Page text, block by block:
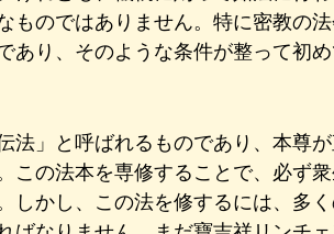
ものではありません。特に密教の
あり、そのような条件が整って初
法」と呼ばれるものであり、本尊
この法本を専修することで、必ず
しかし、この法を修するには、多